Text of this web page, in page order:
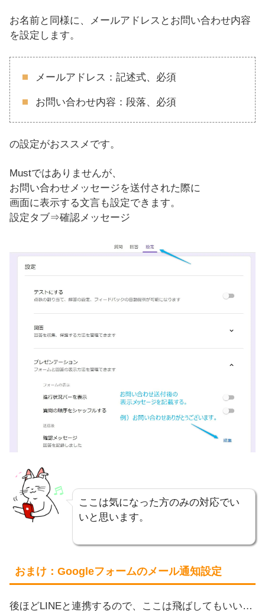
お名前と同様に、メールアドレスとお問い合わせ内容
を設定します。
メールアドレス：記述式、必須
お問い合わせ内容：段落、必須
の設定がおススメです。
Mustではありませんが、
お問い合わせメッセージを送付された際に
画面に表示する文言も設定できます。
設定タブ⇒確認メッセージ
ここは気になった方のみの対応でい
いと思います。
おまけ：Googleフォームのメール通知設定
後ほどLINEと連携するので、ここは飛ばしてもいい…